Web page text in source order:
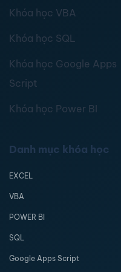
Khóa học VBA
Khóa học SQL
Khóa học Google Apps
Script
Khóa học Power BI
Danh mục khóa học
EXCEL
VBA
POWER BI
SQL
Google Apps Script